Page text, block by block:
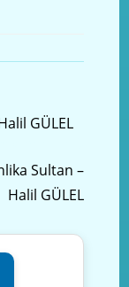
GÜLEL
Sultan –
Halil GÜLEL